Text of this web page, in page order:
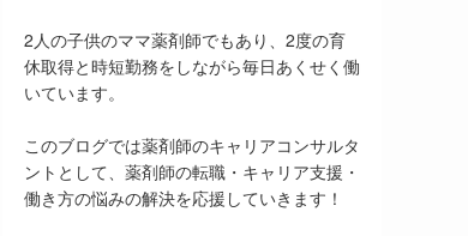
2人の子供のママ薬剤師でもあり、2度の育
休取得と時短勤務をしながら毎日あくせく働
いています。
このブログでは薬剤師のキャリアコンサルタ
ントとして、薬剤師の転職・キャリア支援・
働き方の悩みの解決を応援していきます！